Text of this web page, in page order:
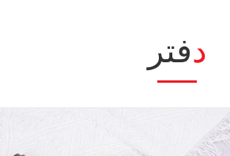
دفتر